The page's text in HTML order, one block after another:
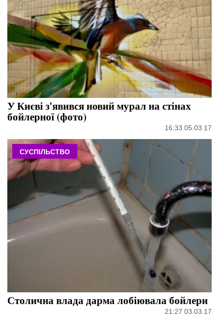
У Києві з'явився новий мурал на стінах
бойлерної (фото)
16:33 05.03.17
СУСПІЛЬСТВО
Столична влада дарма лобіювала бойлери
21:27 03.03.17